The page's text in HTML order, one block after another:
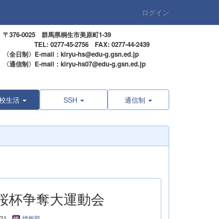
ログイン
〒376-0025 群馬県桐生市美原町1-39
TEL: 0277-45-2756 FAX: 0277-44-2439
〈全日制〉E-mail：kiryu-hs@edu-g.gsn.ed.jp
〈通信制〉E-mail：kiryu-hs07@edu-g.gsn.ed.jp
生活 SSH 通信制
争奪大運動会